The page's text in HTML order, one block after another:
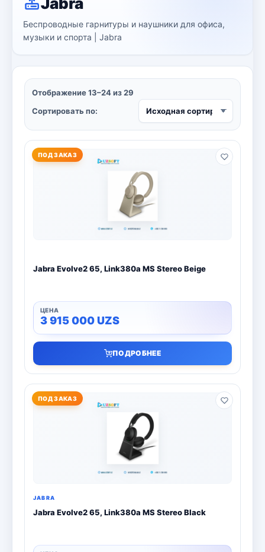
Цветные лазерные принтеры
черно-белый принтер
13
Другие программы 4
Bitdefender 8
Dr.Web
Jivo 3
3
Беспроводные гарнитуры и наушники для офиса,
музыки и спорта | Jabra
Отображение 13–24 из 29
Сортировать по:
ПОД ЗАКАЗ
Jabra Evolve2 65, Link380a MS Stereo Beige
3 915 000UZS
ПОДРОБНЕЕ
ПОД ЗАКАЗ
JABRA
Jabra Evolve2 65, Link380a MS Stereo Black